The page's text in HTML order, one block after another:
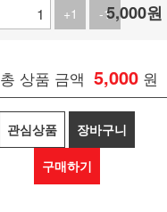
+1
-15,000원
총 상품 금액 5,000 원
관심상품 장바구니
구매하기